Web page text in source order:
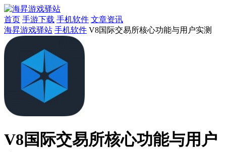
首页 手游下载 手机软件 文章资讯
海昇游戏驿站 手机软件 V8国际交易所核心功能与用户实测
V8国际交易所核心功能与用户